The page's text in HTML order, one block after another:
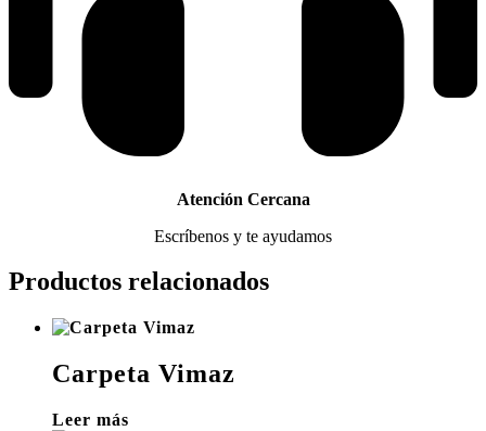
Atención Cercana
Escríbenos y te ayudamos
Productos relacionados
Carpeta Vimaz
Leer más